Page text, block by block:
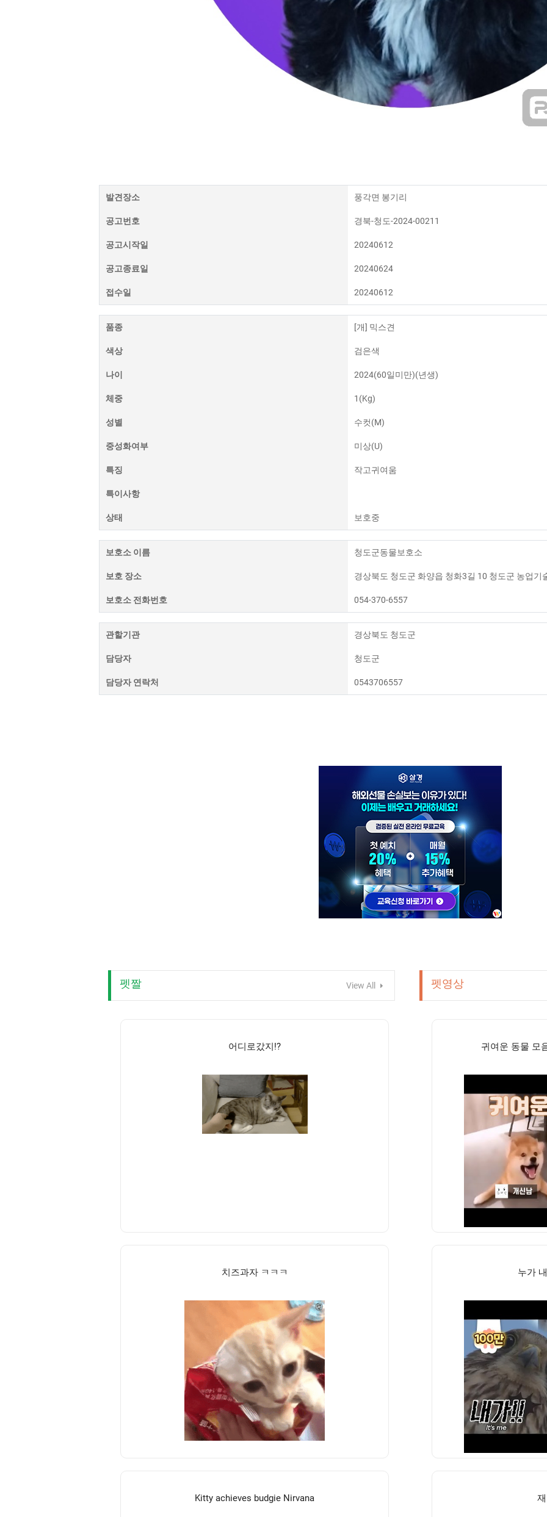
발견장소 풍각면 봉기리
공고번호 경북-청도-2024-00211
공고시작일 20240612
공고종료일 20240624
접수일 20240612
품종 [개] 믹스견
색상 검은색
나이 2024(60일미만)(년생)
체중 1(Kg)
성별 수컷(M)
중성화여부 미상(U)
특징 작고귀여움
특이사항
상태 보호중
보호소 이름 청도군동물보호소
보호 장소 경상북도 청도군 화양읍 청화3길 10 청도군 농업기
보호소 전화번호 054-370-6557
관할기관 경상북도 청도군
담당자 청도군
담당자 연락처 0543706557
펫짤 View All
어디로갔지!?
치즈과자 ㅋㅋㅋ
Kitty achieves budgie Nirvana
펫영상
귀여운 동물 모
누가